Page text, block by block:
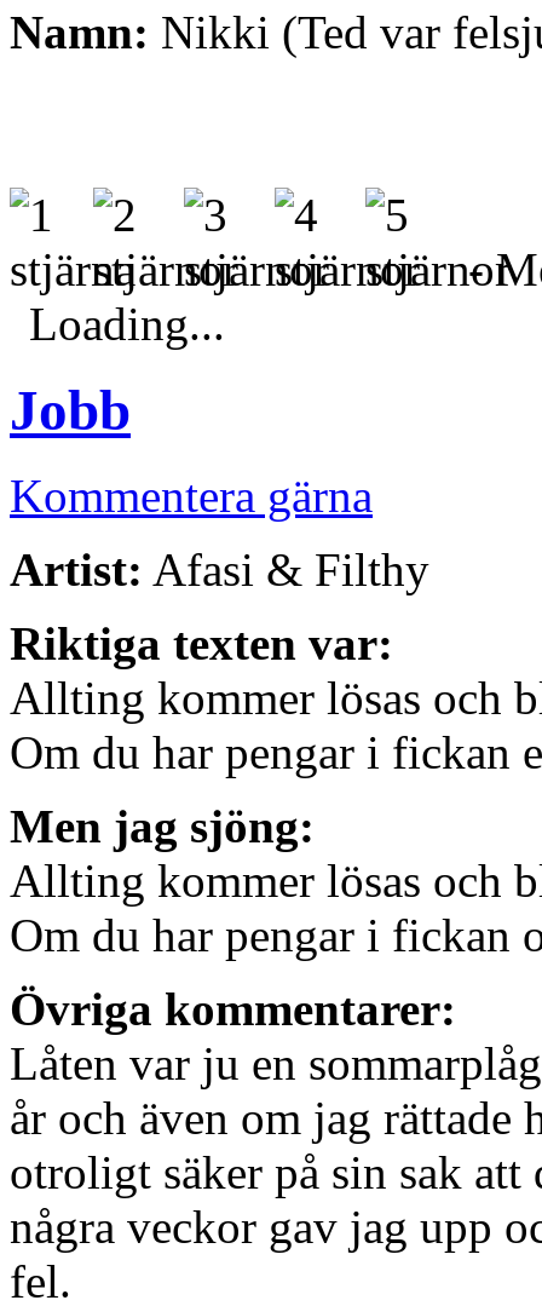
Namn: Nikki (Ted var
-
Loading...
Jobb
Kommentera gärna
Artist: Afasi & Filthy
Riktiga texten var:
Allting kommer lösas och
Om du har pengar i fickan
Men jag sjöng:
Allting kommer lösas och
Om du har pengar i fickan
Övriga kommentarer:
Låten var ju en
år och även om jag rättade
otroligt säker på sin sak
några veckor gav jag upp
fel.